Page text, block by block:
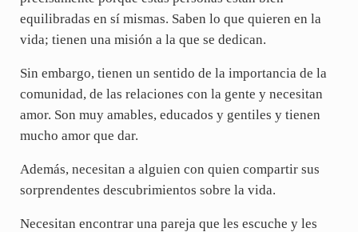
equilibradas en sí mismas. Saben lo que quieren en la
vida; tienen una misión a la que se dedican.
Sin embargo, tienen un sentido de la importancia de la
comunidad, de las relaciones con la gente y necesitan
amor. Son muy amables, educados y gentiles y tienen
mucho amor que dar.
Además, necesitan a alguien con quien compartir sus
sorprendentes descubrimientos sobre la vida.
Necesitan encontrar una pareja que les escuche y les